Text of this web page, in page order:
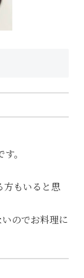
。
方もいると思
のでお料理に